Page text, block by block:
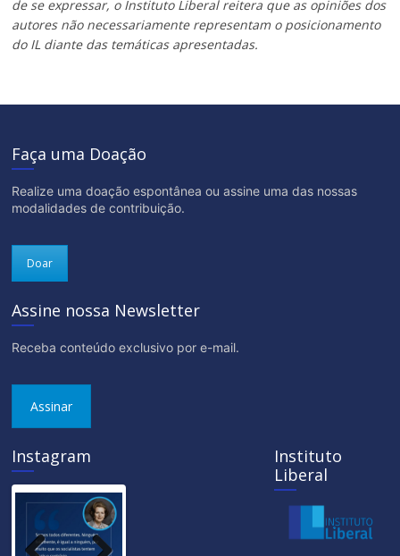
de se expressar, o Instituto Liberal reitera que as opiniões dos
autores não necessariamente representam o posicionamento
do IL diante das temáticas apresentadas.
Faça uma Doação
Realize uma doação espontânea ou assine uma das nossas
modalidades de contribuição.
Doar
Assine nossa Newsletter
Receba conteúdo exclusivo por e-mail.
Assinar
Instagram
Instituto
Liberal